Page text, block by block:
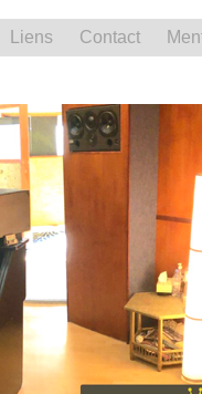
Liens Contact